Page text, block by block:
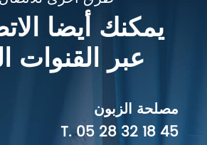
يمكنك أيضا
عبر القنوات
مصلحة الزبون
T.05 28 32 18 45